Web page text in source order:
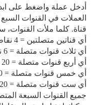
أدخل عملة واضغط على
العملات في القنوات
قناة. كلما ملأت
أي قناتين متصلتين = 4 نقاط
أي ثلاث قنوات متصلة = 6 نقاط
أي أربع قنوات متصلة = 20 نقطة
أي خمس قنوات متصلة = 60 نقطة
أي ست قنوات متصلة = 120 نقطة
جميع القنوات السبعة المتصلة =